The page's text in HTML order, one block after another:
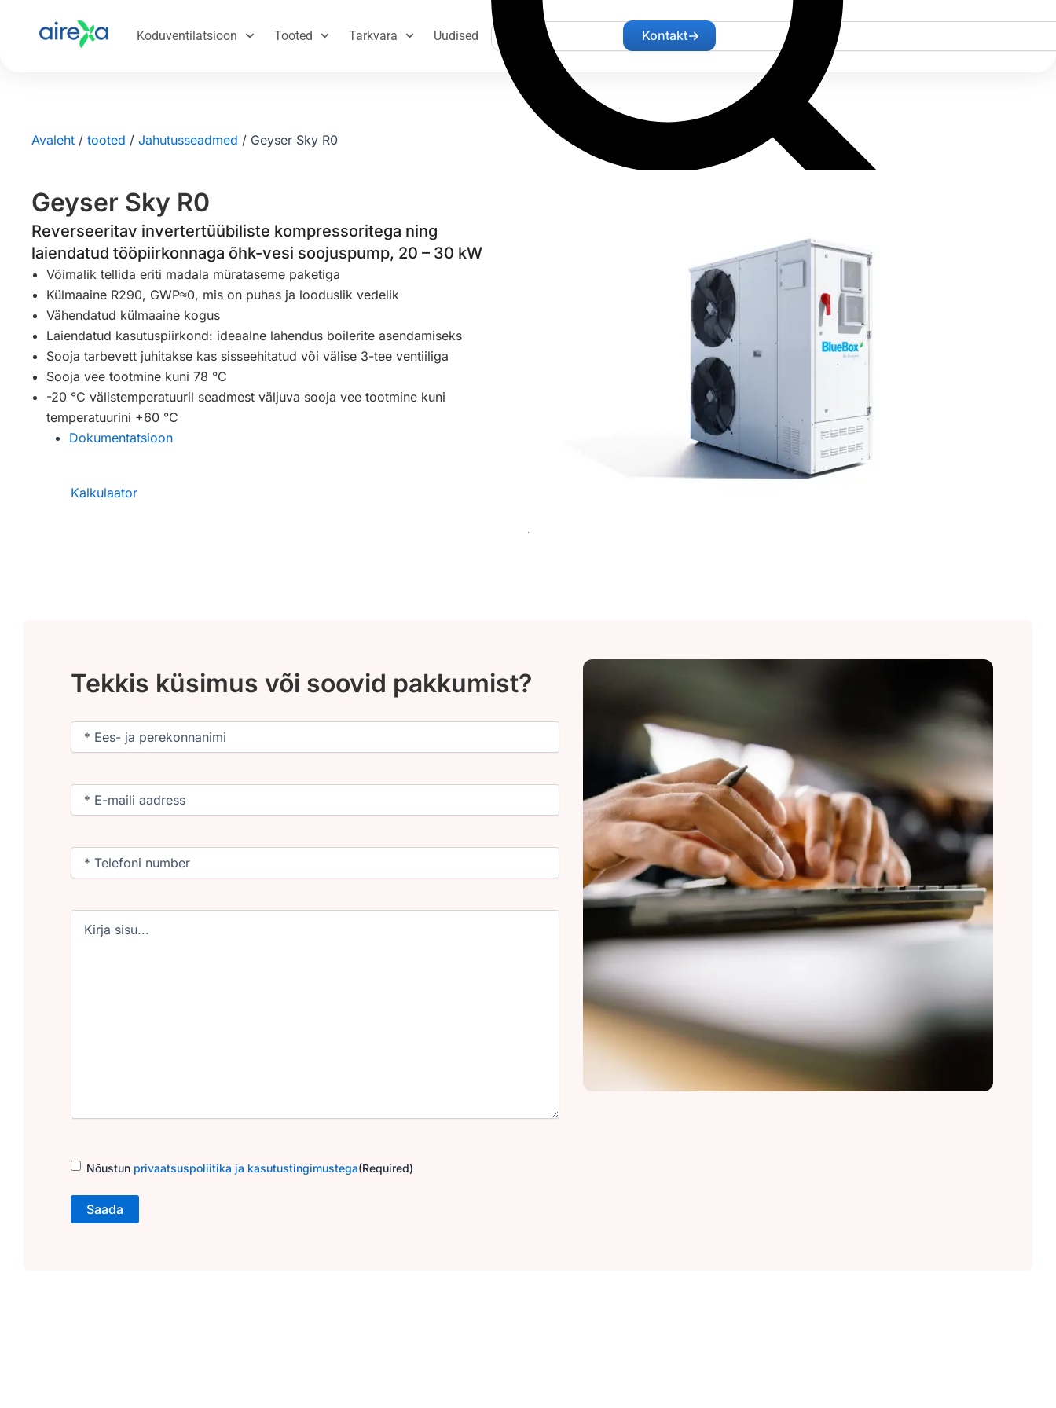
Koduventilatsioon Tooted Tarkvara Uudised
Search Kontakt
Avaleht / tooted / Jahutusseadmed / Geyser Sky R0
Geyser Sky R0
Reverseeritav invertertüübiliste kompressoritega ning
laiendatud tööpiirkonnaga õhk-vesi soojuspump, 20 – 30 kW
Võimalik tellida eriti madala mürataseme paketiga
Külmaaine R290, GWP≈0, mis on puhas ja looduslik vedelik
Vähendatud külmaaine kogus
Laiendatud kasutuspiirkond: ideaalne lahendus boilerite asendamiseks
Sooja tarbevett juhitakse kas sisseehitatud või välise 3-tee ventiiliga
Sooja vee tootmine kuni 78 °C
-20 °C välistemperatuuril seadmest väljuva sooja vee tootmine kuni
temperatuurini +60 °C
Dokumentatsioon
Kalkulaator
Tekkis küsimus või soovid pakkumist?
Nimi
Email
Phone
Untitled
Consent (Required)
Nõustun privaatsuspoliitika ja kasutustingimustega(Required)